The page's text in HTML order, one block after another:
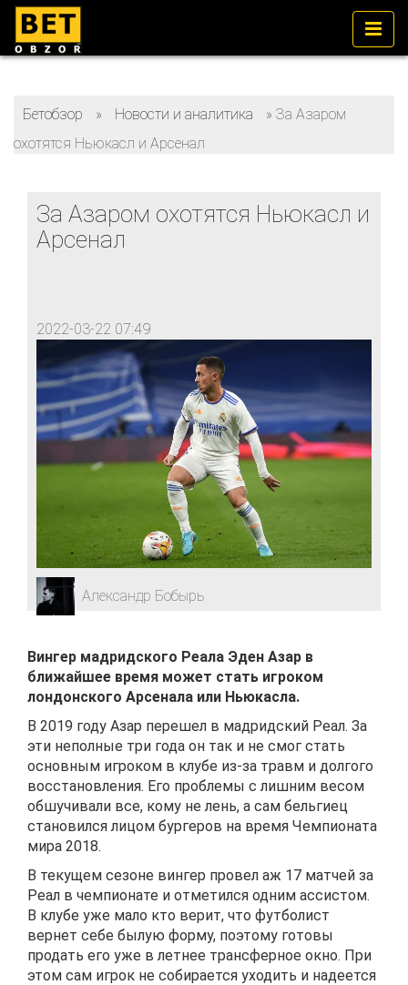
Бетобзор » Новости и аналитика » За Азаром
охотятся Ньюкасл и Арсенал
За Азаром охотятся Ньюкасл и
Арсенал
2022-03-22 07:49
Александр Бобырь
Вингер мадридского Реала Эден Азар в
ближайшее время может стать игроком
лондонского Арсенала или Ньюкасла.
В 2019 году Азар перешел в мадридский Реал. За
эти неполные три года он так и не смог стать
основным игроком в клубе из-за травм и долгого
восстановления. Его проблемы с лишним весом
обшучивали все, кому не лень, а сам бельгиец
становился лицом бургеров на время Чемпионата
мира 2018.
В текущем сезоне вингер провел аж 17 матчей за
Реал в чемпионате и отметился одним ассистом.
В клубе уже мало кто верит, что футболист
вернет себе былую форму, поэтому готовы
продать его уже в летнее трансферное окно. При
этом сам игрок не собирается уходить и надеется